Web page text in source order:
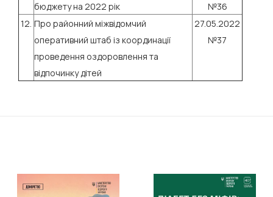
бюджету на 2022 рік
№36
12. Про районний міжвідомчий
оперативний штаб із координації
проведення оздоровлення та
відпочинку дітей
27.05.2022
№37